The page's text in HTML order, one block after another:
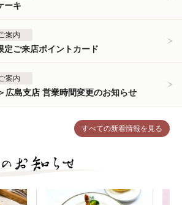
すべての新着情報を見る
ーキ
案内
定ご来店ポイントカード
案内
広島支店 営業時間変更のお知らせ